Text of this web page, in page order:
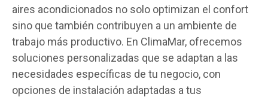
aires acondicionados no solo optimizan el confort
sino que también contribuyen a un ambiente de
trabajo más productivo. En ClimaMar, ofrecemos
soluciones personalizadas que se adaptan a las
necesidades específicas de tu negocio, con
opciones de instalación adaptadas a tus